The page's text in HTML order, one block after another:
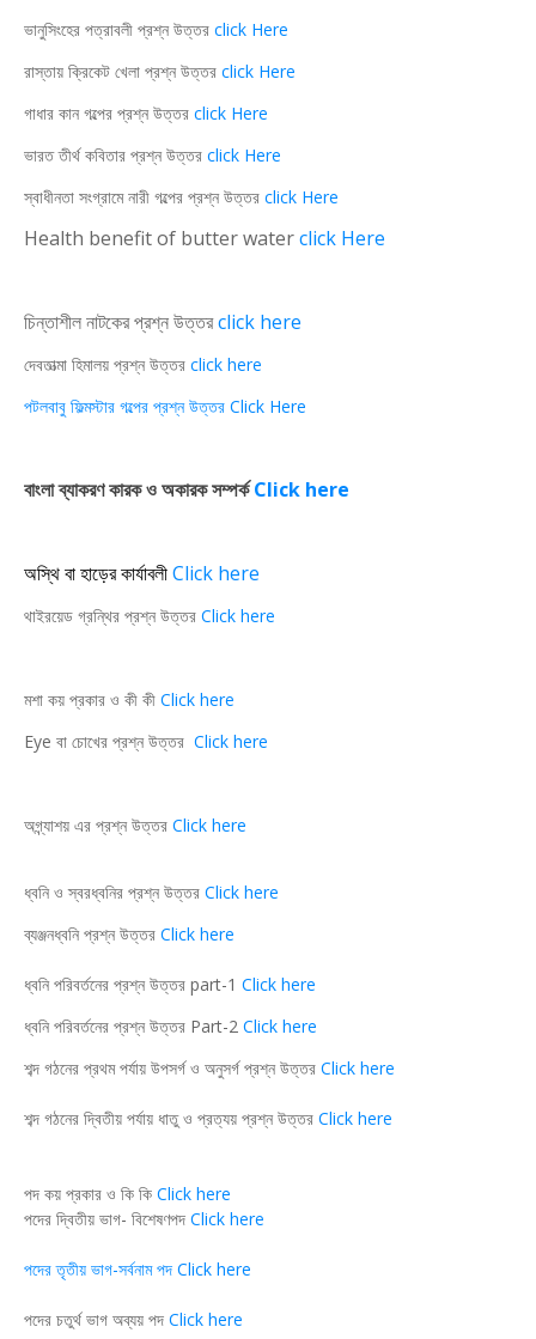
ভানুসিংহের পত্রাবলী প্রশ্ন উত্তর click Here
রাস্তায় ক্রিকেট খেলা প্রশ্ন উত্তর click Here
গাধার কান গল্পের প্রশ্ন উত্তর click Here
ভারত তীর্থ কবিতার প্রশ্ন উত্তর click Here
স্বাধীনতা সংগ্রামে নারী গল্পের প্রশ্ন উত্তর click Here
Health benefit of butter waterclick Here
চিন্তাশীল নাটকের প্রশ্ন উত্তরclick here
দেবতাত্মা হিমালয় প্রশ্ন উত্তর click here
পটলবাবু ফিল্মস্টার গল্পের প্রশ্ন উত্তর Click Here
বাংলা ব্যাকরণ কারক ও অকারক সম্পর্কClick here
অস্থি বা হাড়ের কার্যাবলীClick here
থাইরয়েড গ্রন্থির প্রশ্ন উত্তর Click here
মশা কয় প্রকার ও কী কী Click here
Eye বা চোখের প্রশ্ন উত্তর Click here
অগ্ন্যাশয় এর প্রশ্ন উত্তর Click here
ধ্বনি ও স্বরধ্বনির প্রশ্ন উত্তর Click here
ব্যঞ্জনধ্বনি প্রশ্ন উত্তর Click here
ধ্বনি পরিবর্তনের প্রশ্ন উত্তর part-1 Click here
ধ্বনি পরিবর্তনের প্রশ্ন উত্তর Part-2 Click here
শব্দ গঠনের প্রথম পর্যায় উপসর্গ ও অনুসর্গ প্রশ্ন উত্তর Click here
শব্দ গঠনের দ্বিতীয় পর্যায় ধাতু ও প্রত্যয় প্রশ্ন উত্তর Click here
পদ কয় প্রকার ও কি কি Click here
পদের দ্বিতীয় ভাগ- বিশেষণপদ Click here
পদের তৃতীয় ভাগ-সর্বনাম পদ Click here
পদের চতুর্থ ভাগ অব্যয় পদ Click here